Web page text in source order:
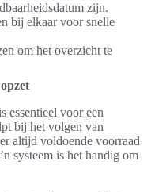
zijn.
bij elkaar voor snelle
om het overzicht te
essentieel voor een
bij het volgen van
altijd voldoende voorraad
systeem is het handig om